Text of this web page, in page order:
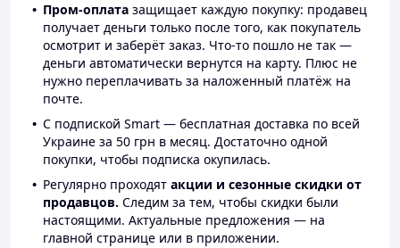
Пром-оплата защищает каждую покупку: продавец
получает деньги только после того, как покупатель
осмотрит и заберёт заказ. Что-то пошло не так —
деньги автоматически вернутся на карту. Плюс не
нужно переплачивать за наложенный платёж на
почте.
С подпиской Smart — бесплатная доставка по всей
Украине за 50 грн в месяц. Достаточно одной
покупки, чтобы подписка окупилась.
Регулярно проходят акции и сезонные скидки от
продавцов. Следим за тем, чтобы скидки были
настоящими. Актуальные предложения — на
главной странице или в приложении.